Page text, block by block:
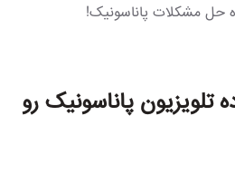
مشکلات پاناسونیک!
پاناسونیک رو